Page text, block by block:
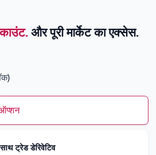
और पूरी मार्केट का एक्सेस.
ट्रेड डेरिवेटिव